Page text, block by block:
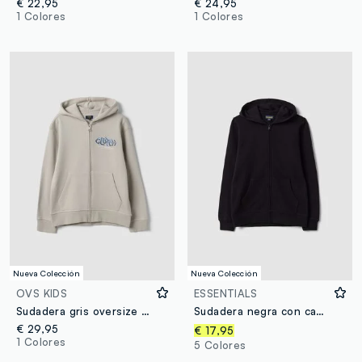
€ 22,95
1 Colores
€ 24,95
1 Colores
Nueva Colección
OVS KIDS
Sudadera gris oversize con capucha de mezcla de algodón y estampado para niño
€ 29,95
1 Colores
Nueva Colección
ESSENTIALS
Sudadera negra con capucha de algodón orgánico puro, corte regular, para niño
€ 17,95
5 Colores